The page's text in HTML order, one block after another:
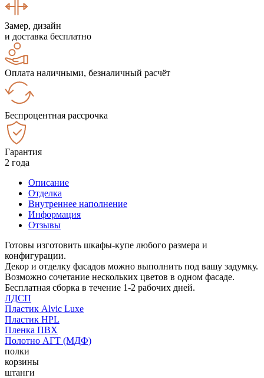
Замер, дизайн
и доставка бесплатно
Оплата наличными, безналичный расчёт
Беспроцентная рассрочка
Гарантия
2 года
Описание
Отделка
Внутреннее наполнение
Информация
Отзывы
Готовы изготовить шкафы-купе любого размера и
конфигурации.
Декор и отделку фасадов можно выполнить под вашу задумку.
Возможно сочетание нескольких цветов в одном фасаде.
Бесплатная сборка в течение 1-2 рабочих дней.
ЛДСП
Пластик Alvic Luxe
Пластик HPL
Пленка ПВХ
Полотно АГТ (МДФ)
полки
корзины
штанги